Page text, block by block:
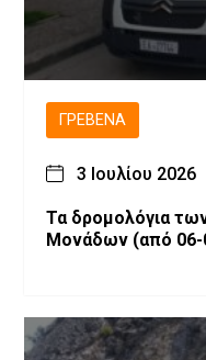
ΓΡΕΒΕΝΆ
3 Ιουλίου 2026
Τα δρομολόγια
Μονάδων